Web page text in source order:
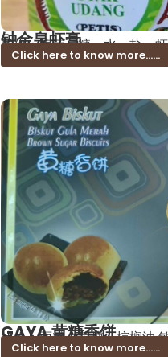
钟金泉虾膏
成份：麦芽、糖、水、盐、
Click here to know more......
GAYA 黄糖香饼
成份：面粉、黄糖、棕榈油
Click here to know more......